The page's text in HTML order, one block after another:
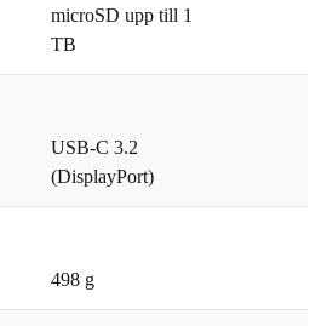
microSD upp till 1
TB
USB-C 3.2
(DisplayPort)
498 g